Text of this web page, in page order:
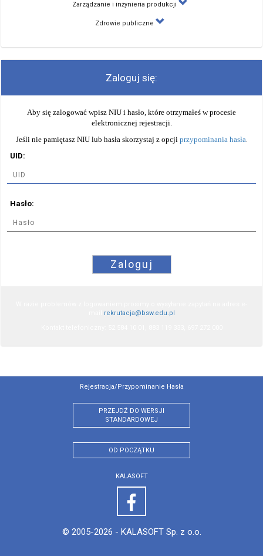
Zarządzanie i inżynieria produkcji
Zdrowie publiczne
Zaloguj się:
Aby się zalogować wpisz NIU i hasło, które otrzymałeś w procesie
elektronicznej rejestracji.
Jeśli nie pamiętasz NIU lub hasła skorzystaj z opcji przypominania hasła.
UID:
Hasło:
Zaloguj
rekrutacja@bsw.edu.pl
Rejestracja/przypominanie Hasła
PRZEJDŹ DO WERSJI
STANDARDOWEJ
OD POCZĄTKU
KALASOFT
© 2005-2026 - KALASOFT Sp. z o.o.